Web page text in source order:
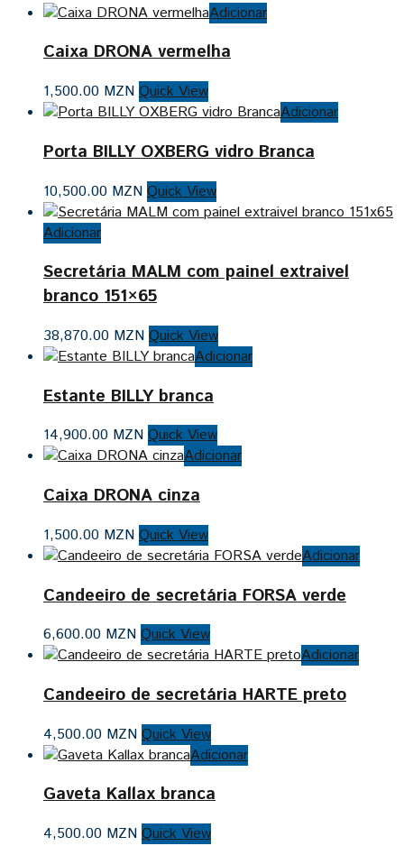
Adicionar
Caixa DRONA vermelha
1,500.00 MZN Quick View
Adicionar
Porta BILLY OXBERG vidro Branca
10,500.00 MZN Quick View
Adicionar
Secretária MALM com painel extraivel
branco 151×65
38,870.00 MZN Quick View
Adicionar
Estante BILLY branca
14,900.00 MZN Quick View
Adicionar
Caixa DRONA cinza
1,500.00 MZN Quick View
Adicionar
Candeeiro de secretária FORSA verde
6,600.00 MZN Quick View
Adicionar
Candeeiro de secretária HARTE preto
4,500.00 MZN Quick View
Adicionar
Gaveta Kallax branca
4,500.00 MZN Quick View